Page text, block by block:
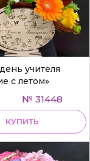
учителя
с летом»
№ 31448
КУПИТЬ